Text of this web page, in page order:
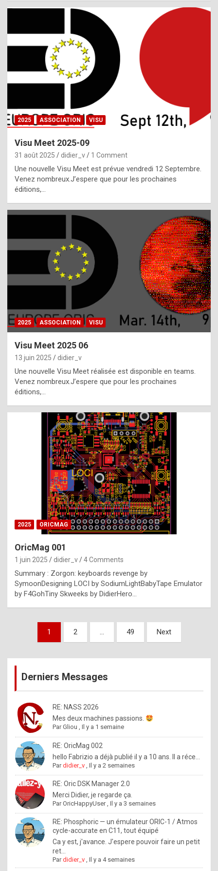
l
,
g
h
t
f
h
a
t
t
e
b
e
s
t
p
h
o
n
y
l
e
x
a
%
a
d
e
b
y
R
o
l
e
.
2025 ASSOCIATION VISU
Visu Meet 2025-09
31 août 2025 didier_v 1 Comment
Une nouvelle Visu Meet est prévue vendredi 12 Septembre.
Venez nombreux.J’espere que pour les prochaines
éditions,…
2025 ASSOCIATION VISU
Visu Meet 2025 06
13 juin 2025 didier_v
Une nouvelle Visu Meet réalisée est disponible en teams.
Venez nombreux.J’espere que pour les prochaines
éditions,…
2025 ORICMAG
OricMag 001
1 juin 2025 didier_v 4 Comments
Summary : Zorgon: keyboards revenge by
SymoonDesigning LOCI by SodiumLightBabyTape Emulator
by F4GohTiny Skweeks by DidierHero…
Pagination
publications
1 2 … 49 Next
Derniers Messages
RE: NASS 2026
Mes deux machines passions.
ParGliou ,Il y a 1 semaine
RE: OricMag 002
hello Fabrizio a déjà publié il y a 10 ans. Il a réce...
Pardidier_v ,Il y a 2 semaines
RE: Oric DSK Manager 2.0
Merci Didier, je regarde ça.
ParOricHappyUser,Il y a 3 semaines
RE: Phosphoric — un émulateur ORIC-1 / Atmos
cycle-accurate en C11, tout équipé
Ca y est, j'avance. J'espere pouvoir faire un petit
ret...
Pardidier_v ,Il y a 4 semaines